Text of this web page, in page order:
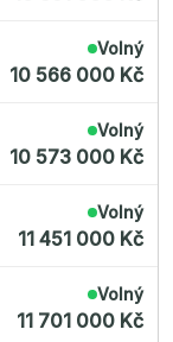
Volný
10 566 000 Kč
Volný
10 573 000 Kč
Volný
11 451 000 Kč
Volný
11 701 000 Kč